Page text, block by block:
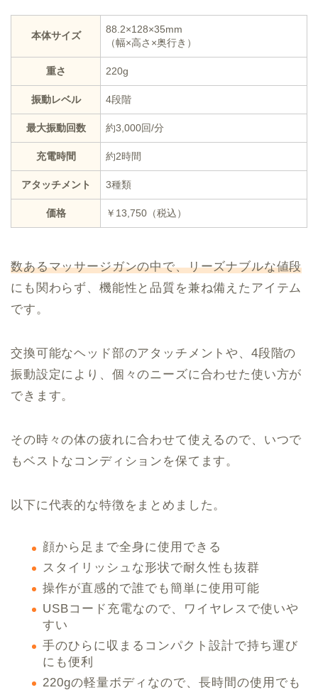
本体サイズ
88.2×128×35mm
（幅×高さ×奥行き）
重さ 220g
振動レベル 4段階
最大振動回数 約3,000回/分
充電時間 約2時間
アタッチメント 3種類
価格 ￥13,750（税込）
数あるマッサージガンの中で、リーズナブルな値段
にも関わらず、機能性と品質を兼ね備えたアイテム
です。
交換可能なヘッド部のアタッチメントや、4段階の
振動設定により、個々のニーズに合わせた使い方が
できます。
その時々の体の疲れに合わせて使えるので、いつで
もベストなコンディションを保てます。
以下に代表的な特徴をまとめました。
顔から足まで全身に使用できる
スタイリッシュな形状で耐久性も抜群
操作が直感的で誰でも簡単に使用可能
USBコード充電なので、ワイヤレスで使いや
すい
手のひらに収まるコンパクト設計で持ち運び
にも便利
220gの軽量ボディなので、長時間の使用でも